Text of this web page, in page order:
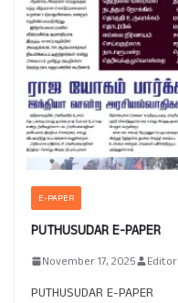
E-PAPER
PUTHUSUDAR E-PAPER
November 17, 2025 Editor
PUTHUSUDAR E-PAPER